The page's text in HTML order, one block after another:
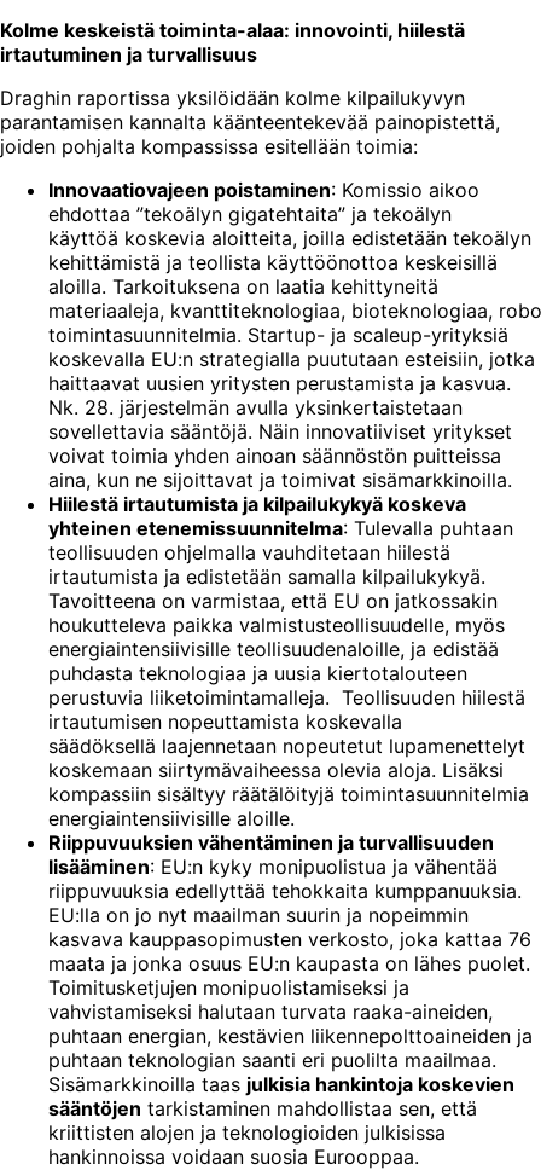
Kolme keskeistä toiminta-alaa: innovointi, hiilestä
irtautuminen ja turvallisuus
Draghin raportissa yksilöidään kolme kilpailukyvyn
parantamisen kannalta käänteentekevää painopistettä,
joiden pohjalta kompassissa esitellään toimia:
Innovaatiovajeen poistaminen: Komissio aikoo
ehdottaa ”tekoälyn gigatehtaita” ja tekoälyn
käyttöä koskevia aloitteita, joilla edistetään tekoälyn
kehittämistä ja teollista käyttöönottoa keskeisillä
aloilla. Tarkoituksena on laatia kehittyneitä
materiaaleja, kvanttiteknologiaa, bioteknologiaa,
toimintasuunnitelmia. Startup- ja scaleup-yrityksiä
koskevalla EU:n strategialla puututaan esteisiin, jotka
haittaavat uusien yritysten perustamista ja kasvua.
Nk. 28. järjestelmän avulla yksinkertaistetaan
sovellettavia sääntöjä. Näin innovatiiviset yritykset
voivat toimia yhden ainoan säännöstön puitteissa
aina, kun ne sijoittavat ja toimivat sisämarkkinoilla.
Hiilestä irtautumista ja kilpailukykyä koskeva
yhteinen etenemissuunnitelma: Tulevalla puhtaan
teollisuuden ohjelmalla vauhditetaan hiilestä
irtautumista ja edistetään samalla kilpailukykyä.
Tavoitteena on varmistaa, että EU on jatkossakin
houkutteleva paikka valmistusteollisuudelle, myös
energiaintensiivisille teollisuudenaloille, ja edistää
puhdasta teknologiaa ja uusia kiertotalouteen
perustuvia liiketoimintamalleja. Teollisuuden hiilestä
irtautumisen nopeuttamista koskevalla
säädöksellä laajennetaan nopeutetut lupamenettelyt
koskemaan siirtymävaiheessa olevia aloja. Lisäksi
kompassiin sisältyy räätälöityjä toimintasuunnitelmia
energiaintensiivisille aloille.
Riippuvuuksien vähentäminen ja turvallisuuden
lisääminen: EU:n kyky monipuolistua ja vähentää
riippuvuuksia edellyttää tehokkaita kumppanuuksia.
EU:lla on jo nyt maailman suurin ja nopeimmin
kasvava kauppasopimusten verkosto, joka kattaa 76
maata ja jonka osuus EU:n kaupasta on lähes puolet.
Toimitusketjujen monipuolistamiseksi ja
vahvistamiseksi halutaan turvata raaka-aineiden,
puhtaan energian, kestävien liikennepolttoaineiden ja
puhtaan teknologian saanti eri puolilta maailmaa.
Sisämarkkinoilla taas julkisia hankintoja koskevien
sääntöjen tarkistaminen mahdollistaa sen, että
kriittisten alojen ja teknologioiden julkisissa
hankinnoissa voidaan suosia Eurooppaa.